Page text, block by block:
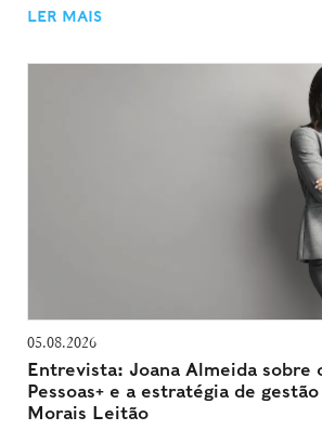
LER MAIS
05.08.2026
Entrevista: Joana Almeida sobre
Pessoas+ e a estratégia de
Morais Leitão